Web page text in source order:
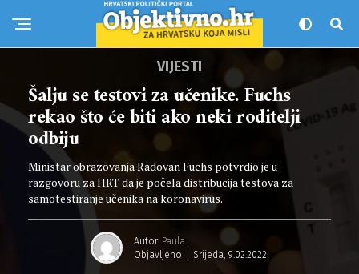
VIJESTI
Šalju se testovi za učenike. Fuchs
rekao što će biti ako neki roditelji
odbiju
Ministar obrazovanja Radovan Fuchs potvrdio je u
razgovoru za HRT da je počela distribucija testova za
samotestiranje učenika na koronavirus.
Autor Paula
Objavljeno
Srijeda, 9.02.2022.